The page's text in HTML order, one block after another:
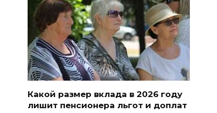
Какой размер вклада в 2026 году
лишит пенсионера льгот и доплат